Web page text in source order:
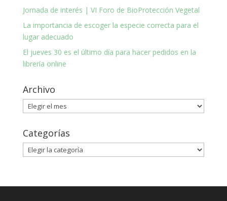
Jornada de interés | VI Foro de BioProtección Vegetal
La importancia de escoger la especie correcta para el
lugar adecuado
El jueves 30 es el último día para hacer pedidos en la
librería online
Archivo
Archivo
Categorías
Categorías